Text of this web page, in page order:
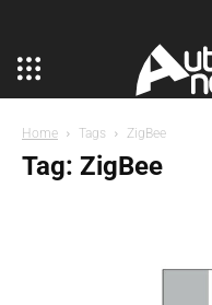
Home Tags ZigBee
Tag: ZigBee